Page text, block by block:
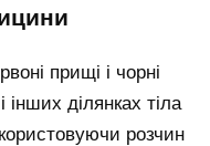
прищі і чорні
інших ділянках тіла
розчин